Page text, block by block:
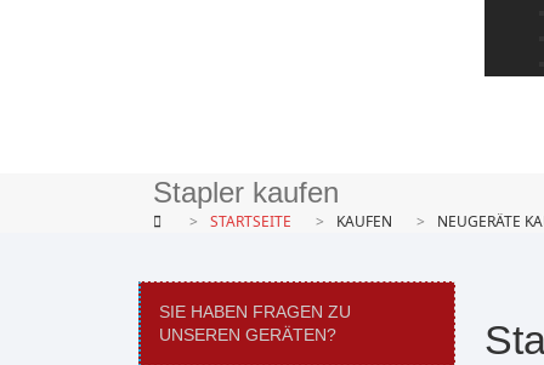
Stapler kaufen
STARTSEITE KAUFEN NEUGERÄTE
SIE HABEN FRAGEN ZU
UNSEREN GERÄTEN?